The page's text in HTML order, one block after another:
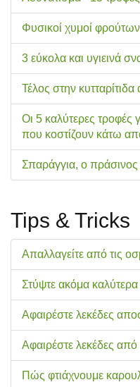
Φυσικοί χυμοί
3 εύκολα και υγιεινά
Τέλος στην
Οι 5 καλύτερες τροφές
που κοστίζουν κάτω
Σπαράγγια, ο
Tips & Tricks
Απαλλαγείτε από τις
Στύψτε ακόμα καλύτερα
Αφαιρέστε λεκέδες
Αφαιρέστε λεκέδες από
Πώς φτιάχνουμε